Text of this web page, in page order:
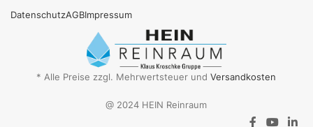
DatenschutzAGBImpressum
* Alle Preise zzgl. Mehrwertsteuer undVersandkosten
@ 2024 HEIN Reinraum